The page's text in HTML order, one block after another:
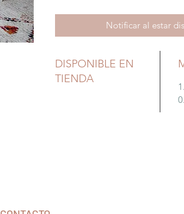
Notificar al estar
DISPONIBLE EN
TIENDA